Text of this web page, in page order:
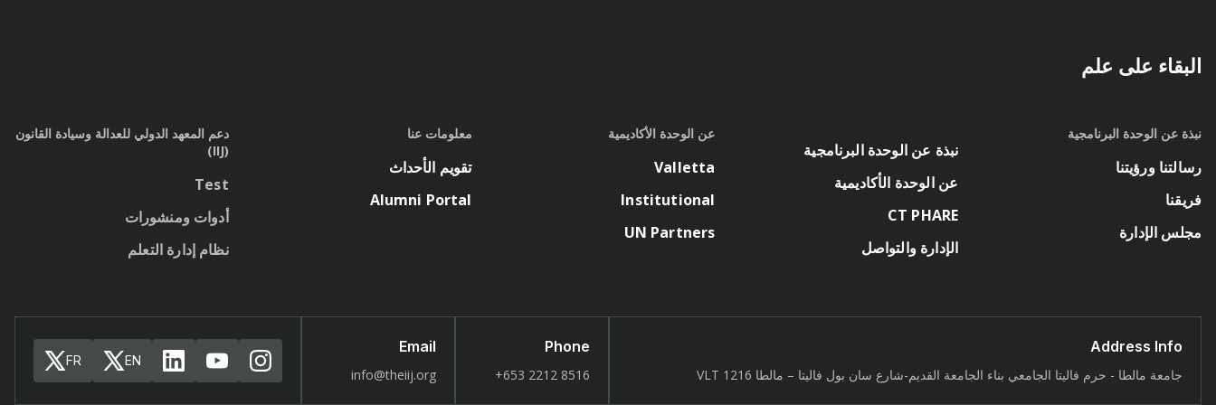
البقاء على علم
نبذة عن الوحدة البرنامجية
رسالتنا ورؤيتنا
فريقنا
مجلس الإدارة
نبذة عن الوحدة البرنامجية
عن الوحدة الأكاديمية
CT PHARE
الإدارة والتواصل
عن الوحدة الأكاديمية
Valletta
Institutional
UN Partners
معلومات عنا
تقويم الأحداث
Alumni Portal
دعم المعهد الدولي للعدالة وسيادة القانون
(IIJ)
Test
أدوات ومنشورات
نظام إدارة التعلم
Address Info
جامعة مالطا - حرم فاليتا الجامعي بناء الجامعة القديم-شارع سان بول فاليتا – مالطا 1216 VLT
Phone
8516 2212 653+
Email
info@theiij.org
EN
FR